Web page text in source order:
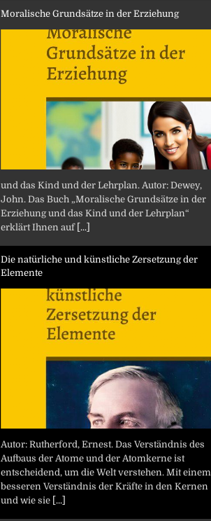
Moralische Grundsätze in der Erziehung
und das Kind und der Lehrplan. Autor: Dewey,
John. Das Buch „Moralische Grundsätze in der
Erziehung und das Kind und der Lehrplan“
erklärt Ihnen auf [...]
Die natürliche und künstliche Zersetzung der
Elemente
Autor: Rutherford, Ernest. Das Verständnis des
Aufbaus der Atome und der Atomkerne ist
entscheidend, um die Welt verstehen. Mit einem
besseren Verständnis der Kräfte in den Kernen
und wie sie [...]